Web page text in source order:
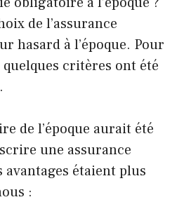
de l’assurance
hasard à l’époque. Pour
critères ont été
de l’époque aurait été
une assurance
avantages étaient plus
: